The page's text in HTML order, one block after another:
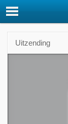
Uitzending